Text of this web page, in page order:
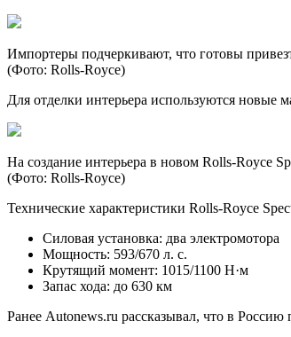
Импортеры подчеркивают, что готовы
(Фото: Rolls-Royce)
Для отделки интерьера используются новые
На создание интерьера в новом Rolls-Royce
(Фото: Rolls-Royce)
Технические характеристики Rolls-Royce
Силовая установка: два электромотора
Мощность: 593/670 л. с.
Крутящий момент: 1015/1100 Н·м
Запас хода: до 630 км
Ранее Autonews.ru рассказывал, что в